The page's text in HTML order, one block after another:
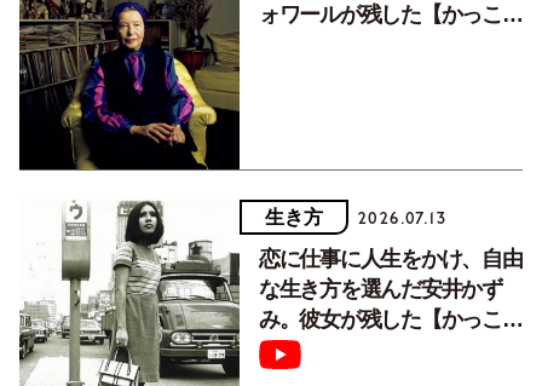
ォワールが残した【かっこよ
生き方 2026.07.13
恋に仕事に人生をかけ、自由
な生き方を選んだ安井かず
み。彼女が残した【かっこよ
く生きるための言葉】